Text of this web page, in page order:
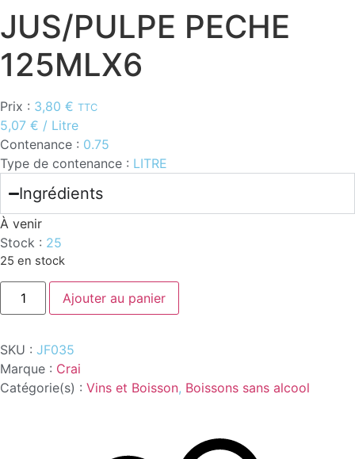
JUS/PULPE PECHE
125MLX6
Prix : 3,80 € TTC
5,07 € / Litre
Contenance : 0.75
Type de contenance : LITRE
Ingrédients
À venir
Stock : 25
25 en stock
quantité
JUS/PULPE
Ajouter au panier
SKU : JF035
Marque : Crai
Catégorie(s) : Vins et Boisson, Boissons sans alcool